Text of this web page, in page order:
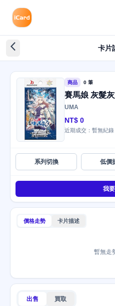
arrow_back_ios_new 卡片
商品 0 筆
賽馬娘 灰髮
UMA
NT$ 0
近期成交：暫無紀錄
系列切換 低價
我
價格走勢 卡片描述
暫無走
出售 買取